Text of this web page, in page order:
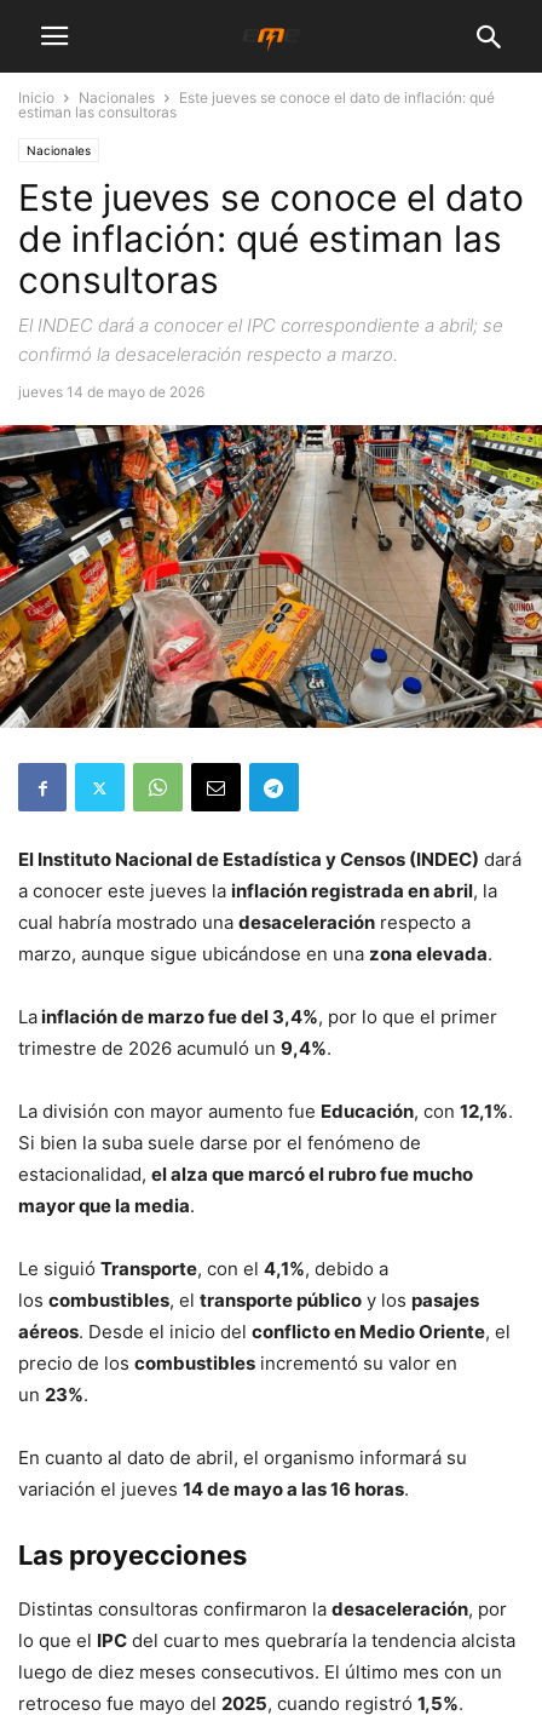
Inicio Nacionales
Este jueves se conoce el dato de inflación: qué
estiman las consultoras
Nacionales
Este jueves se conoce el dato
de inflación: qué estiman las
consultoras
El INDEC dará a conocer el IPC correspondiente a abril; se
confirmó la desaceleración respecto a marzo.
jueves 14 de mayo de 2026
El Instituto Nacional de Estadística y Censos (INDEC) dará
a conocer este jueves la inflación registrada en abril, la
cual habría mostrado una desaceleración respecto a
marzo, aunque sigue ubicándose en una zona elevada.
Lainflación de marzo fue del 3,4%, por lo que el primer
trimestre de 2026 acumuló un 9,4%.
La división con mayor aumento fue Educación, con 12,1%.
Si bien la suba suele darse por el fenómeno de
estacionalidad, el alza que marcó el rubro fue mucho
mayor que la media.
Le siguió Transporte, con el 4,1%, debido a
los combustibles, el transporte público y los pasajes
aéreos. Desde el inicio del conflicto en Medio Oriente, el
precio de los combustibles incrementó su valor en
un 23%.
En cuanto al dato de abril, el organismo informará su
variación el jueves 14 de mayo a las 16 horas.
Las proyecciones
Distintas consultoras confirmaron la desaceleración, por
lo que el IPC del cuarto mes quebraría la tendencia alcista
luego de diez meses consecutivos. El último mes con un
retroceso fue mayo del 2025, cuando registró 1,5%.